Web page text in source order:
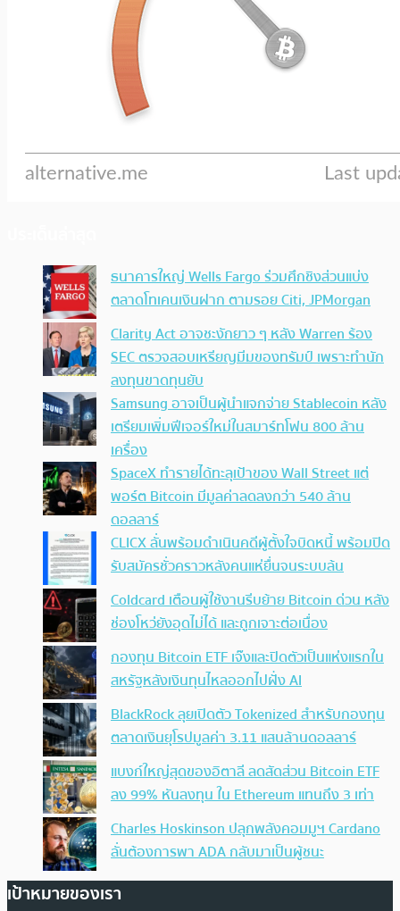
ธนาคารใหญ่ Wells Fargo ร่วมศึกชิงส่วนแบ่ง
ตลาดโทเคนเงินฝาก ตามรอย Citi, JPMorgan
Clarity Act อาจชะงักยาว ๆ หลัง Warren ร้อง
SEC ตรวจสอบเหรียญมีมของทรัมป์ เพราะทำนัก
ลงทุนขาดทุนยับ
Samsung อาจเป็นผู้นำแจกจ่าย Stablecoin หลัง
เตรียมเพิ่มฟีเจอร์ใหม่ในสมาร์ทโฟน 800 ล้าน
เครื่อง
SpaceX ทำรายได้ทะลุเป้าของ Wall Street แต่
พอร์ต Bitcoin มีมูลค่าลดลงกว่า 540 ล้าน
ดอลลาร์
CLICX ลั่นพร้อมดำเนินคดีผู้ตั้งใจบิดหนี้ พร้อมปิด
รับสมัครชั่วคราวหลังคนแห่ยื่นจนระบบล้น
Coldcard เตือนผู้ใช้งานรีบย้าย Bitcoin ด่วน หลัง
ช่องโหว่ยังอุดไม่ได้ และถูกเจาะต่อเนื่อง
กองทุน Bitcoin ETF เจ๊งและปิดตัวเป็นแห่งแรกใน
สหรัฐหลังเงินทุนไหลออกไปฝั่ง AI
BlackRock ลุยเปิดตัว Tokenized สำหรับกองทุน
ตลาดเงินยุโรปมูลค่า 3.11 แสนล้านดอลลาร์
แบงก์ใหญ่สุดของอิตาลี ลดสัดส่วน Bitcoin ETF
ลง 99% หันลงทุน ใน Ethereum แทนถึง 3 เท่า
Charles Hoskinson ปลุกพลังคอมมูฯ Cardano
ลั่นต้องการพา ADA กลับมาเป็นผู้ชนะ
เป้าหมายของเรา